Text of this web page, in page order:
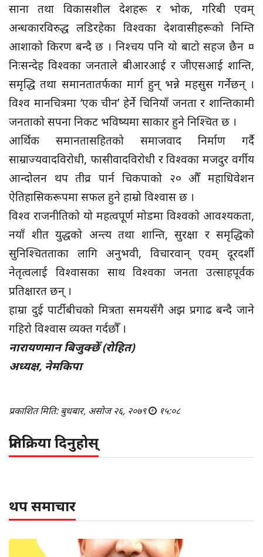
साना तथा विकासशील देशहरू र भोक, गरिबी एवम्
अन्धकारविरुद्ध लडिरहेका विश्वका देशवासीहरूको निम्ति
आशाको किरण बन्दै छ । निश्चय पनि यो बाटो सहज छैन ¤
निःसन्देह विश्वका जनताले बीआरआई र जीएसआई शान्ति,
समृद्धि तथा समानतातर्फका मार्ग हुन् भन्ने महसुस गर्नेछन् ।
विश्व मानचित्रमा ‘एक चीन’ हेर्ने चिनियाँ जनता र शान्तिकामी
जनताको सपना निकट भविष्यमा साकार हुने निश्चित छ ।
आर्थिक समानतासहितको समाजवाद निर्माण गर्दै
साम्राज्यवादविरोधी, फासीवादविरोधी र विश्वका मजदुर वर्गीय
आन्दोलन थप तीव्र पार्न चिकपाको २० औँ महाधिवेशन
ऐतिहासिकरूपमा सफल हुने हाम्रो विश्वास छ ।
विश्व राजनीतिको यो महत्वपूर्ण मोडमा विश्वको आवश्यकता,
नयाँ शीत युद्धको अन्त्य तथा शान्ति, सुरक्षा र समृद्धिको
सुनिश्चितताका लागि अनुभवी, विचारवान् एवम् दूरदर्शी
नेतृत्वलाई विश्वासका साथ विश्वका जनता उत्साहपूर्वक
प्रतिक्षारत छन् ।
हाम्रा दुई पार्टीबीचको मित्रता समयसँगै अझ प्रगाढ बन्दै जाने
गहिरो विश्वास व्यक्त गर्दछौँ ।
नारायणमान बिजुक्छेँ (रोहित)
अध्यक्ष, नेमकिपा
प्रकाशित मिति: बुधबार, असोज २६, २०७९ १५:०८
प्रतिक्रिया दिनुहोस्
थप समाचार